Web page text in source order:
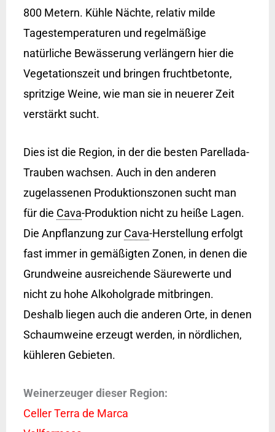
800 Metern. Kühle Nächte, relativ milde
Tagestemperaturen und regelmäßige
natürliche Bewässerung verlängern hier die
Vegetationszeit und bringen fruchtbetonte,
spritzige Weine, wie man sie in neuerer Zeit
verstärkt sucht.
Dies ist die Region, in der die besten Parellada-
Trauben wachsen. Auch in den anderen
zugelassenen Produktionszonen sucht man
für die Cava-Produktion nicht zu heiße Lagen.
Die Anpflanzung zur Cava-Herstellung erfolgt
fast immer in gemäßigten Zonen, in denen die
Grundweine ausreichende Säurewerte und
nicht zu hohe Alkoholgrade mitbringen.
Deshalb liegen auch die anderen Orte, in denen
Schaumweine erzeugt werden, in nördlichen,
kühleren Gebieten.
Weinerzeuger dieser Region:
Celler Terra de Marca